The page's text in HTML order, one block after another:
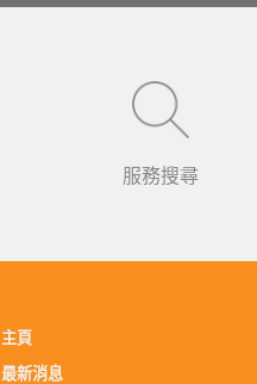
服務搜尋
主頁
最新消息